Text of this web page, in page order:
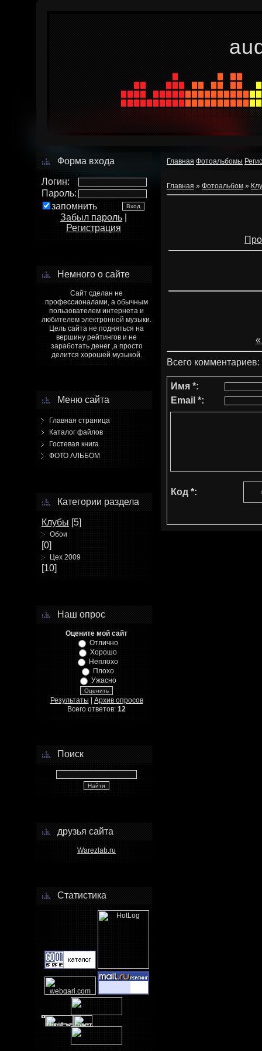
Форма входа
Логин:
Пароль:
запомнить
Забыл пароль|
Регистрация
Немного о сайте
Сайт сделан не
профессионалами, а обычным
пользователем интернета и
любителем электронной музыки.
Цель сайта не подняться на
вершину рейтингов и не
заработать денег ,а просто
делится хорошей музыкой.
Меню сайта
Главная страница
Каталог файлов
Гостевая книга
ФОТО АЛЬБОМ
Категории раздела
Клубы [5]
Обои
[0]
Цех 2009
[10]
Наш опрос
Оцените мой сайт
Отлично
Хорошо
Неплохо
Плохо
Ужасно
Результаты |Архив опросов
Всего ответов:12
Поиск
друзья сайта
Warezlab.ru
Статистика
Главная Фотоальбомы
Главная » Фотоальбом »
Всего комментариев:
Имя *:
Email *:
Код *: